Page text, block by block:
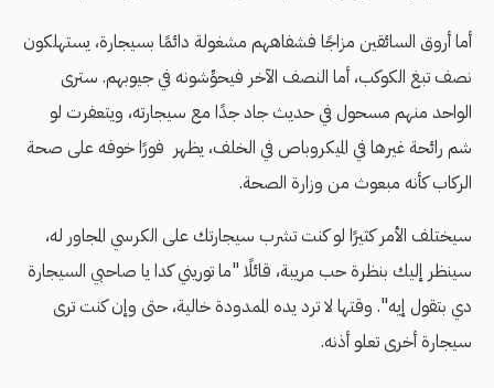
أما أروق السائقين مزاجًا فشفاههم مشغولة دائمًا بسيجارة، يستهلكون
نصف تبغ الكوكب، أما النصف الآخر فيحوِّشونه في جيوبهم. سترى
الواحد منهم مسحول في حديث جاد جدًا مع سيجارته، ويتعفرت لو
شم رائحة غيرها في الميكروباص في الخلف، يظهر فورًا خوفه على صحة
الركاب كأنه مبعوث من وزارة الصحة.
سيختلف الأمر كثيرًا لو كنت تشرب سيجارتك على الكرسي المجاور له،
سينظر إليك بنظرة حب مريبة، قائلًا "ما توريني كدا يا صاحبي السيجارة
دي بتقول إيه". وقتها لا ترد يده الممدودة خالية، حتى وإن كنت ترى
سيجارة أخرى تعلو أذنه.